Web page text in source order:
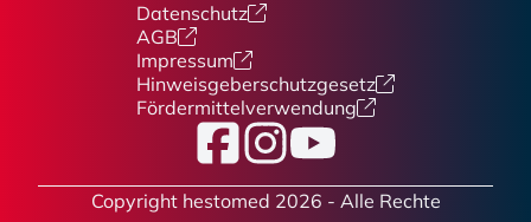
Datenschutz
AGB
Impressum
Hinweisgeberschutzgesetz
Fördermittelverwendung
FacebookInstagram
YouTube
Copyright hestomed 2026 - Alle Rechte